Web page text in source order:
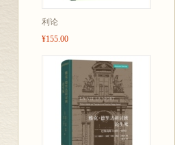
利论
¥155.00